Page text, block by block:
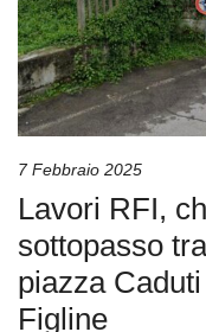
7 Febbraio 2025
Lavori RFI,
sottopasso
piazza
Figline